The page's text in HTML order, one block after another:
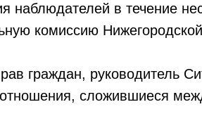
наблюдателей в течение
комиссию
граждан, руководитель
сложившиеся